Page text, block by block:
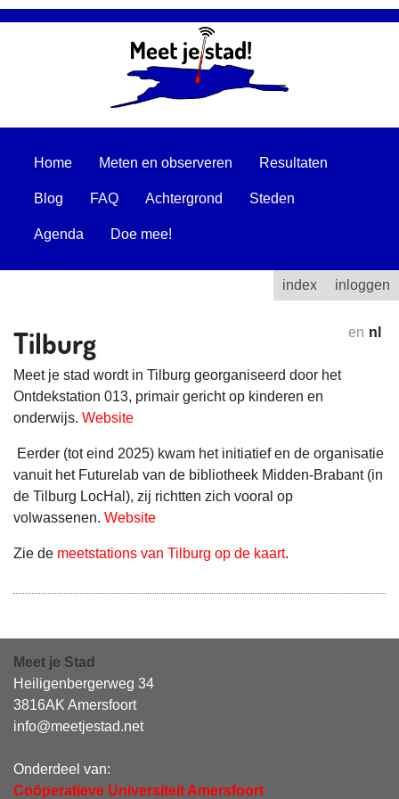
Home Meten en observeren Resultaten
Blog FAQ Achtergrond Steden
Agenda Doe mee!
index inloggen
Tilburg en nl
Meet je stad wordt in Tilburg georganiseerd door het
Ontdekstation 013, primair gericht op kinderen en
onderwijs. Website
Eerder (tot eind 2025) kwam het initiatief en de organisatie
vanuit het Futurelab van de bibliotheek Midden-Brabant (in
de Tilburg LocHal), zij richtten zich vooral op
volwassenen. Website
Zie de meetstations van Tilburg op de kaart.
Meet je Stad
Heiligenbergerweg 34
3816AK Amersfoort
info@meetjestad.net
Onderdeel van:
Coöperatieve Universiteit Amersfoort